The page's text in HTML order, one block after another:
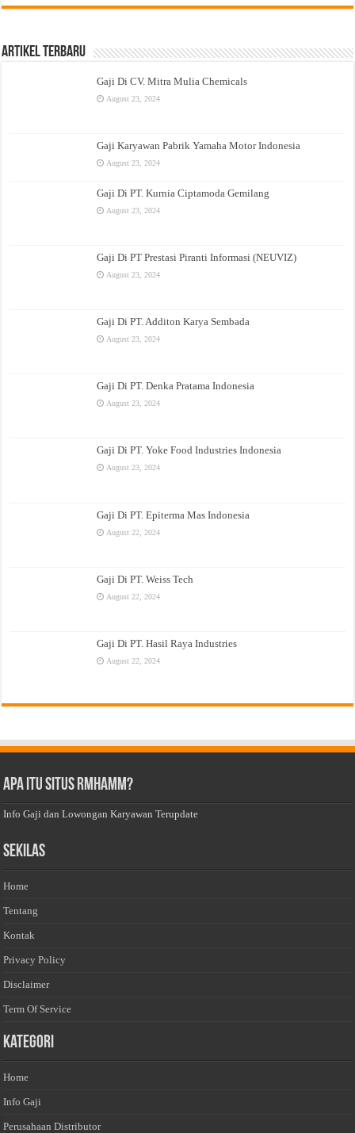
Artikel Terbaru
Gaji Di CV. Mitra Mulia Chemicals
August 23, 2024
Gaji Karyawan Pabrik Yamaha Motor Indonesia
August 23, 2024
Gaji Di PT. Kurnia Ciptamoda Gemilang
August 23, 2024
Gaji Di PT Prestasi Piranti Informasi (NEUVIZ)
August 23, 2024
Gaji Di PT. Additon Karya Sembada
August 23, 2024
Gaji Di PT. Denka Pratama Indonesia
August 23, 2024
Gaji Di PT. Yoke Food Industries Indonesia
August 23, 2024
Gaji Di PT. Epiterma Mas Indonesia
August 22, 2024
Gaji Di PT. Weiss Tech
August 22, 2024
Gaji Di PT. Hasil Raya Industries
August 22, 2024
Apa Itu Situs Rmhamm?
Info Gaji dan Lowongan Karyawan Terupdate
Sekilas
Home
Tentang
Kontak
Privacy Policy
Disclaimer
Term Of Service
Kategori
Home
Info Gaji
Perusahaan Distributor